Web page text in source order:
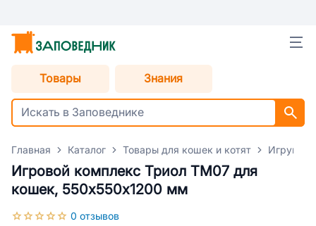
Товары Знания
Главная Каталог Товары для кошек и котят Игрушки
Игровой комплекс Триол TM07 для
кошек, 550х550х1200 мм
0 отзывов